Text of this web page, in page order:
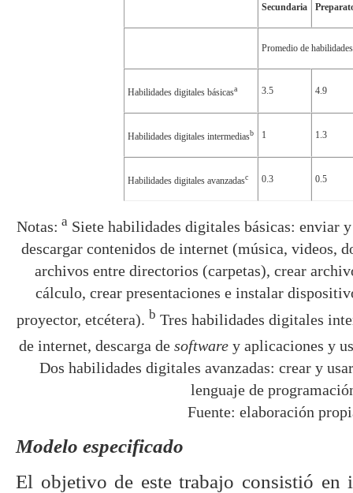
Secundaria
Promedio de habilidades
Habilidades digitales básicasa 3.5 4.9
Habilidades digitales intermediasb 1 1.3
Habilidades digitales avanzadasc 0.3 0.5
Notas: a Siete habilidades digitales básicas: enviar
descargar contenidos de internet (música, videos,
archivos entre directorios (carpetas), crear
cálculo, crear presentaciones e instalar
proyector, etcétera). b Tres habilidades digitales
de internet, descarga desoftware y aplicaciones y
Dos habilidades digitales avanzadas: crear y
lenguaje de
Fuente: elaboración
Modelo especificado
El objetivo de este trabajo consistió en